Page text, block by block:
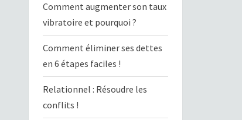
Comment augmenter son taux
vibratoire et pourquoi ?
Comment éliminer ses dettes
en 6 étapes faciles !
Relationnel : Résoudre les
conflits !